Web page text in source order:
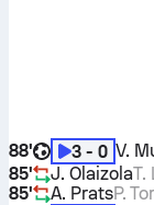
88'
3 - 0 V.
85'
J. OlaizolaT.
85'
A. PratsP.